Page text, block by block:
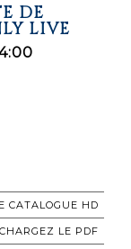
DE
LIVE
CATALOGUE HD
LE PDF